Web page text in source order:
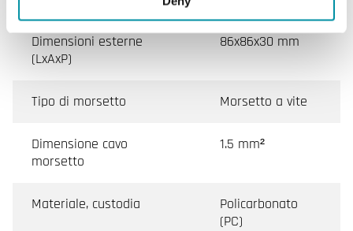
Dimensioni esterne
(LxAxP)
86x86x30 mm
Tipo di morsetto Morsetto a vite
Dimensione cavo
morsetto
1.5 mm²
Materiale, custodia
Policarbonato
(PC)